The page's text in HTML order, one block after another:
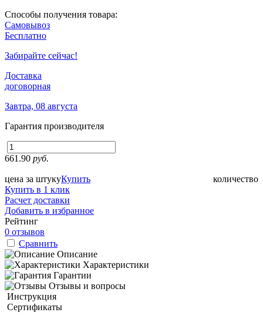
Способы получения товара:
Самовывоз
Бесплатно
Забирайте сейчас!
Доставка
договорная
Завтра, 08 августа
Гарантия производителя
661.90 руб.
цена за штуку количество
Купить
Купить в 1 клик
Расчет доставки
Добавить в избранное
Рейтинг
0 отзывов
Сравнить
Описание
Характеристики
Гарантии
Отзывы и вопросы
Инструкция
Сертификаты